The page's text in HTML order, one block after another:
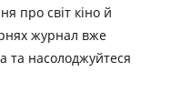
про світ кіно й
журнал вже
та насолоджуйтеся